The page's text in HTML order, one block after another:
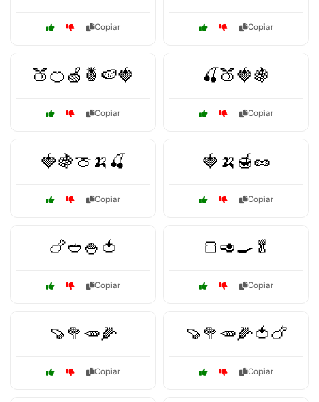
Copiar Copiar
🍑🍊🍏🍍🍉🍓
Copiar
🍒🍑🍓🍇
Copiar
🍓🍇🍈🍌🍒
Copiar
🍓🍌🍯🥜
Copiar
🍗🥙🍚🍅
Copiar
🍞🥑🍳🥬
Copiar
🍠🥦🥕🌽
Copiar
🍠🥦🥕🌽🍅🍗
Copiar